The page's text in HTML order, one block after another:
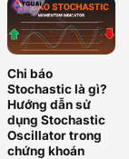
Chỉ báo
Stochastic là gì?
Hướng dẫn sử
dụng Stochastic
Oscillator trong
chứng khoán